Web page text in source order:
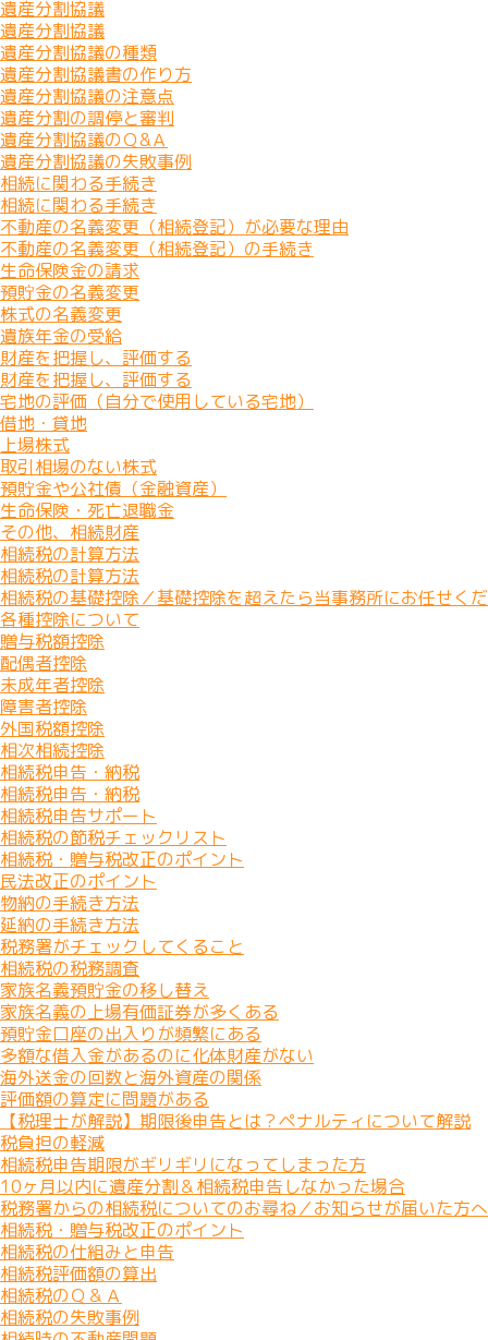
遺産分割協議
遺産分割協議
遺産分割協議の種類
遺産分割協議書の作り方
遺産分割協議の注意点
遺産分割の調停と審判
遺産分割協議のＱ&Ａ
遺産分割協議の失敗事例
相続に関わる手続き
相続に関わる手続き
不動産の名義変更（相続登記）が必要な理由
不動産の名義変更（相続登記）の手続き
生命保険金の請求
預貯金の名義変更
株式の名義変更
遺族年金の受給
財産を把握し、評価する
財産を把握し、評価する
宅地の評価（自分で使用している宅地）
借地・貸地
上場株式
取引相場のない株式
預貯金や公社債（金融資産）
生命保険・死亡退職金
その他、相続財産
相続税の計算方法
相続税の計算方法
相続税の基礎控除／基礎控除を超えたら当事務所にお任せく
各種控除について
贈与税額控除
配偶者控除
未成年者控除
障害者控除
外国税額控除
相次相続控除
相続税申告・納税
相続税申告・納税
相続税申告サポート
相続税の節税チェックリスト
相続税・贈与税改正のポイント
民法改正のポイント
物納の手続き方法
延納の手続き方法
税務署がチェックしてくること
相続税の税務調査
家族名義預貯金の移し替え
家族名義の上場有価証券が多くある
預貯金口座の出入りが頻繁にある
多額な借入金があるのに化体財産がない
海外送金の回数と海外資産の関係
評価額の算定に問題がある
【税理士が解説】期限後申告とは？ペナルティについて解説
税負担の軽減
相続税申告期限がギリギリになってしまった方
10ヶ月以内に遺産分割＆相続税申告しなかった場合
税務署からの相続税についてのお尋ね／お知らせが届いた方へ
相続税・贈与税改正のポイント
相続税の仕組みと申告
相続税評価額の算出
相続税のＱ＆Ａ
相続税の失敗事例